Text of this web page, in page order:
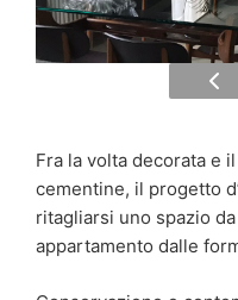
Fra la volta decorata e
cementine, il progetto
ritagliarsi uno spazio
appartamento dalle